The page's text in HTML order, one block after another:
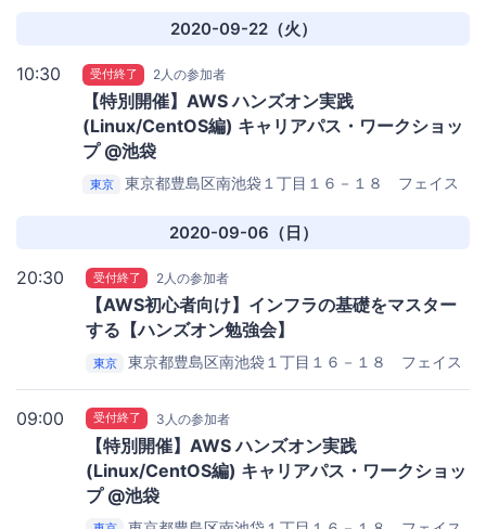
2020-09-22（火）
10:30 受付終了 2人の参加者
【特別開催】AWS ハンズオン実践
(Linux/CentOS編) キャリアパス・ワークショッ
プ @池袋
東京
東京都豊島区南池袋１丁目１６－１８ フェイス
2020-09-06（日）
20:30 受付終了 2人の参加者
【AWS初心者向け】インフラの基礎をマスター
する【ハンズオン勉強会】
東京
東京都豊島区南池袋１丁目１６－１８ フェイス
09:00 受付終了 3人の参加者
【特別開催】AWS ハンズオン実践
(Linux/CentOS編) キャリアパス・ワークショッ
プ @池袋